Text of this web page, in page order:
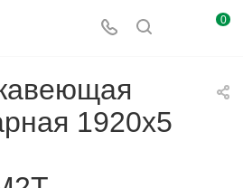
0
1920х5